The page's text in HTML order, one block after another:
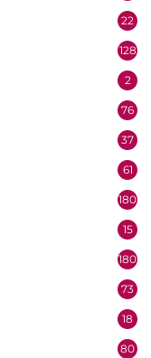
22
128
2
76
37
61
180
15
180
73
18
80